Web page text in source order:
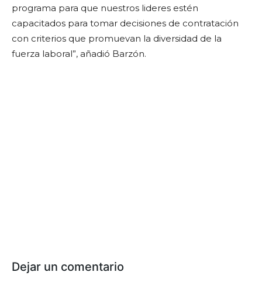
programa para que nuestros lideres estén
capacitados para tomar decisiones de contratación
con criterios que promuevan la diversidad de la
fuerza laboral”, añadió Barzón.
Dejar un comentario